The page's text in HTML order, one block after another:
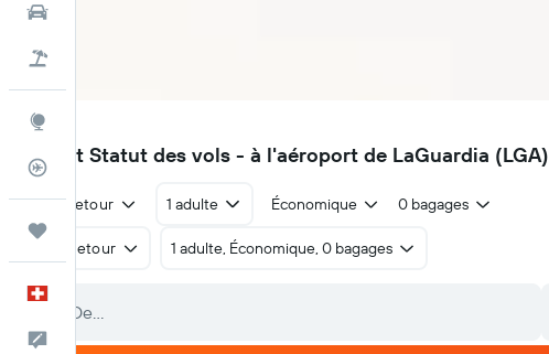
Suivi des vols
LGA
Vols et Statut des vols - à l'aéroport de LaGuardia (LGA)
Aller-retour 1 adulte Économique 0 bagages
Aller-retour 1 adulte, Économique, 0 bagages